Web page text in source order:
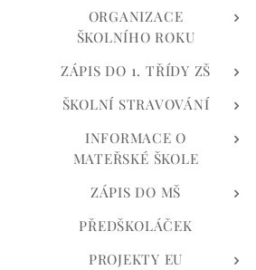
ORGANIZACE
ŠKOLNÍHO ROKU
ZÁPIS DO 1. TŘÍDY ZŠ
ŠKOLNÍ STRAVOVÁNÍ
INFORMACE O
MATEŘSKÉ ŠKOLE
ZÁPIS DO MŠ
PŘEDŠKOLÁČEK
PROJEKTY EU